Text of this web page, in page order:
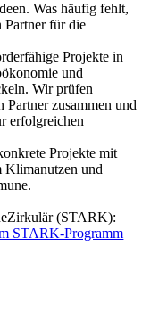
Was häufig fehlt,
Partner für die
Projekte in
und
Wir prüfen
zusammen und
erfolgreichen
Projekte mit
Klimanutzen und
(STARK):
STARK-Programm